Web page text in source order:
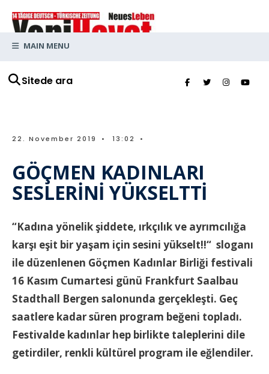
Sitede ara
MAIN MENU
22. November 2019 • 13:02 •
GÖÇMEN KADINLARI
SESLERİNİ YÜKSELTTİ
“Kadına yönelik şiddete, ırkçılık ve ayrımcılığa
karşı eşit bir yaşam için sesini yükselt!!“ sloganı
ile düzenlenen Göçmen Kadınlar Birliği festivali
16 Kasım Cumartesi günü Frankfurt Saalbau
Stadthall Bergen salonunda gerçekleşti. Geç
saatlere kadar süren program beğeni topladı.
Festivalde kadınlar hep birlikte taleplerini dile
getirdiler, renkli kültürel program ile eğlendiler.